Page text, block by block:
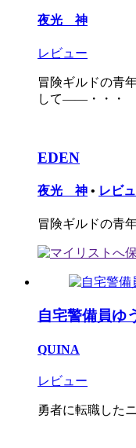
夜光 神
レビュー
冒険ギルドの青
して――・・・
EDEN
夜光 神 • レビ
冒険ギルドの青
自宅警備員ゆ
QUINA
レビュー
勇者に転職した